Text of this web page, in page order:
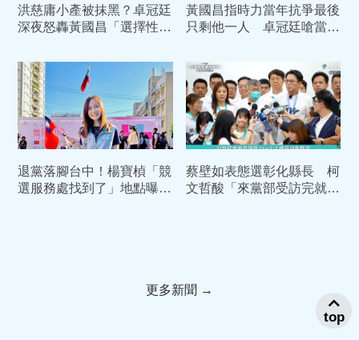
洪慈庸小產被抹黑？卓冠廷
深夜怒轟黃國昌「選擇性遺
黃國昌指時力當年抗爭最後
只剩他一人 卓冠廷嗆當時
退黨落腳台中！楊寶楨「競
選服務處找到了」地點曝
蔡壁如表態選彰化縣長 柯
文哲酸「來黨部受訪完就
更多新聞 →
top